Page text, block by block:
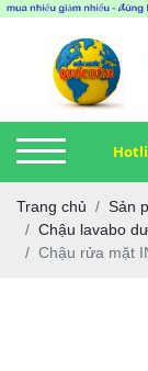
Trang chủ Sản
Chậu lavabo
Chậu rửa mặt